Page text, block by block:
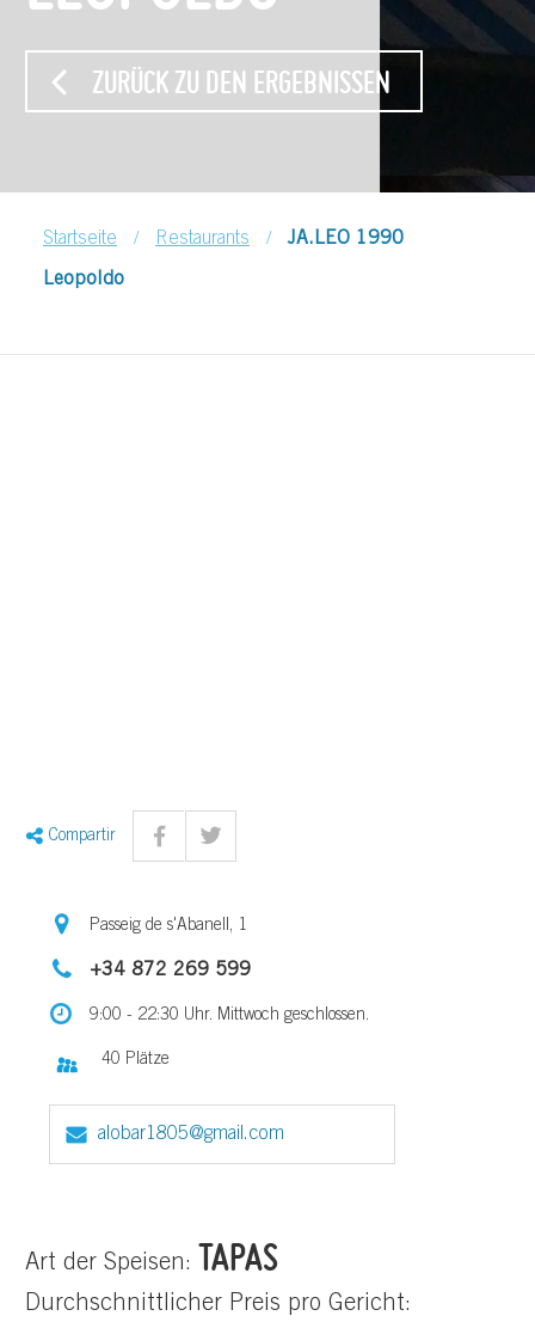
ZURÜCK ZU DEN ERGEBNISSEN
Startseite / Restaurants / JA.LEO 1990
Leopoldo
Compartir
Art der Speisen: TAPAS
Durchschnittlicher Preis pro Gericht:
Passeig de s'Abanell, 1
+34 872 269 599
9:00 - 22:30 Uhr. Mittwoch geschlossen.
40 Plätze
alobar1805@gmail.com